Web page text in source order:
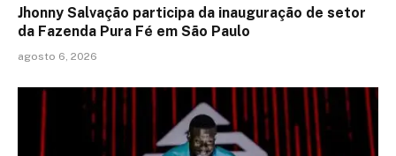
Jhonny Salvação participa da inauguração de setor
da Fazenda Pura Fé em São Paulo
agosto 6, 2026